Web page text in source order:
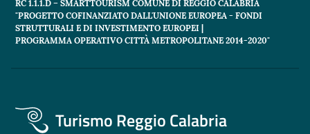
RC 1.1.1.D – SMARTTOURISM COMUNE DI REGGIO CALABRIA
"PROGETTO COFINANZIATO DALL'UNIONE EUROPEA - FONDI
STRUTTURALI E DI INVESTIMENTO EUROPEI |
PROGRAMMA OPERATIVO CITTÀ METROPOLITANE 2014-2020"
Turismo Reggio Calabria